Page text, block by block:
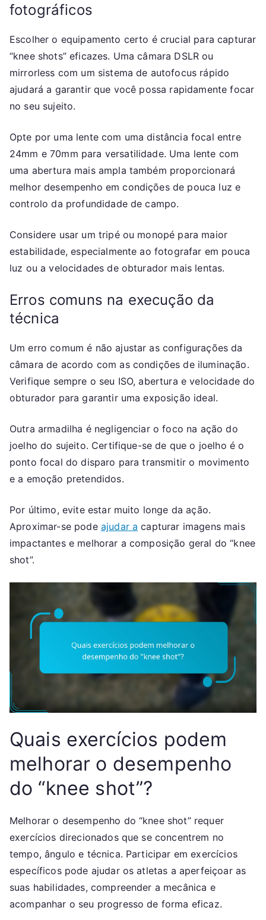
fotográficos
Escolher o equipamento certo é crucial para capturar
“knee shots” eficazes. Uma câmara DSLR ou
mirrorless com um sistema de autofocus rápido
ajudará a garantir que você possa rapidamente focar
no seu sujeito.
Opte por uma lente com uma distância focal entre
24mm e 70mm para versatilidade. Uma lente com
uma abertura mais ampla também proporcionará
melhor desempenho em condições de pouca luz e
controlo da profundidade de campo.
Considere usar um tripé ou monopé para maior
estabilidade, especialmente ao fotografar em pouca
luz ou a velocidades de obturador mais lentas.
Erros comuns na execução da
técnica
Um erro comum é não ajustar as configurações da
câmara de acordo com as condições de iluminação.
Verifique sempre o seu ISO, abertura e velocidade do
obturador para garantir uma exposição ideal.
Outra armadilha é negligenciar o foco na ação do
joelho do sujeito. Certifique-se de que o joelho é o
ponto focal do disparo para transmitir o movimento
e a emoção pretendidos.
Por último, evite estar muito longe da ação.
Aproximar-se pode ajudar a capturar imagens mais
impactantes e melhorar a composição geral do “knee
shot”.
Quais exercícios podem
melhorar o desempenho
do “knee shot”?
Melhorar o desempenho do “knee shot” requer
exercícios direcionados que se concentrem no
tempo, ângulo e técnica. Participar em exercícios
específicos pode ajudar os atletas a aperfeiçoar as
suas habilidades, compreender a mecânica e
acompanhar o seu progresso de forma eficaz.